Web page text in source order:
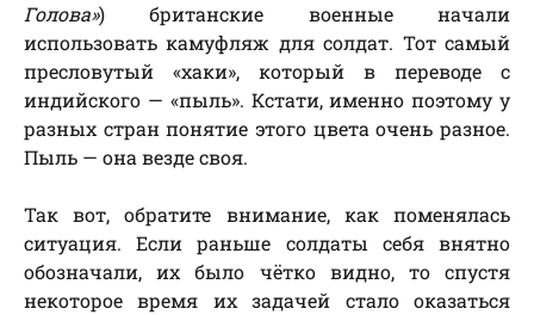
Голова») британские военные начали
использовать камуфляж для солдат. Тот самый
пресловутый «хаки», который в переводе с
индийского — «пыль». Кстати, именно поэтому у
разных стран понятие этого цвета очень разное.
Пыль — она везде своя.
Так вот, обратите внимание, как поменялась
ситуация. Если раньше солдаты себя внятно
обозначали, их было чётко видно, то спустя
некоторое время их задачей стало оказаться